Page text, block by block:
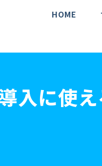
HOME
入に使